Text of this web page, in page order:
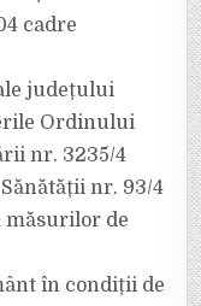
cadre
județului
Ordinului
nr. 3235/4
nr. 93/4
măsurilor de
în condiții de